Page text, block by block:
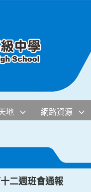
地 網路資源
二週班會通報